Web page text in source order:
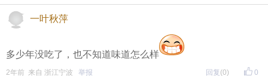
一叶秋萍
多少年没吃了，也不知道味道怎么样
0
2年前 来自 浙江宁波 举报 回复 (0)